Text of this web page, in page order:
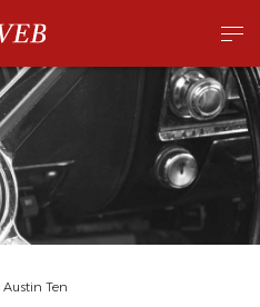
Austin Ten